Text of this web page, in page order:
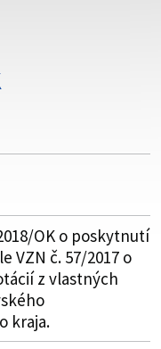
informácie iba
stránka
webového sídla.
OK o poskytnutí
VZN č. 57/2017 o
z vlastných
kraja.